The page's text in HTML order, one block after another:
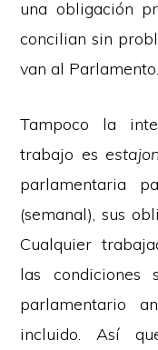
una obligación
concilian sin
van al
Tampoco la
trabajo es
parlamentaria
(semanal), sus
Cualquier
las condiciones
parlamentario
incluido. Así